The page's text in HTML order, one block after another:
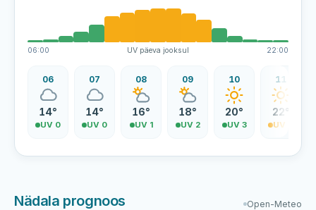
06:00 UV päeva jooksul 22:00
06
14°
UV 0
07
14°
UV 0
08
16°
UV 1
09
18°
UV 2
10
20°
UV 3
11
22°
UV 4
Nädala prognoos Open-Meteo